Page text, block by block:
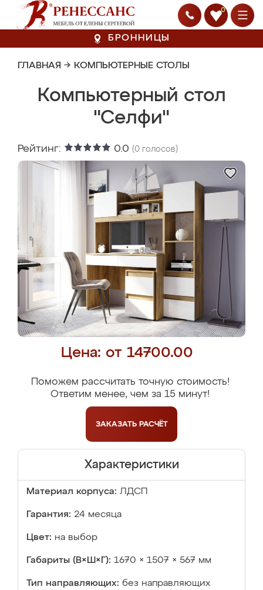
0
БРОННИЦЫ
ГЛАВНАЯ → КОМПЬЮТЕРНЫЕ СТОЛЫ
Компьютерный стол
"Селфи"
Рейтинг: 0.0 (0 голосов)
Цена: от 14700.00
Поможем рассчитать точную стоимость!
Ответим менее, чем за 15 минут!
ЗАКАЗАТЬ РАСЧЁТ
Характеристики
Материал корпуса: ЛДСП
Гарантия: 24 месяца
Цвет: на выбор
Габариты (В×Ш×Г): 1670 × 1507 × 567 мм
Тип направляющих: без направляющих